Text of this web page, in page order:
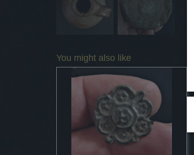
You might also like